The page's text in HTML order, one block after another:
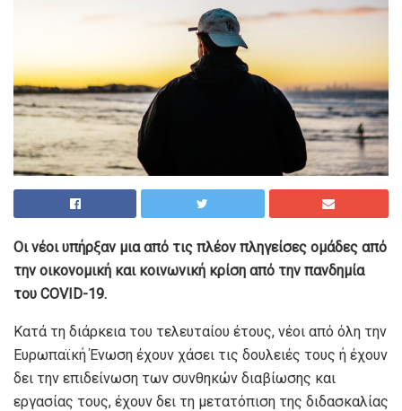
Οι νέοι υπήρξαν μια από τις πλέον πληγείσες ομάδες από
την οικονομική και κοινωνική κρίση από την πανδημία
του COVID-19.
Κατά τη διάρκεια του τελευταίου έτους, νέοι από όλη την
Ευρωπαϊκή Ένωση έχουν χάσει τις δουλειές τους ή έχουν
δει την επιδείνωση των συνθηκών διαβίωσης και
εργασίας τους, έχουν δει τη μετατόπιση της διδασκαλίας